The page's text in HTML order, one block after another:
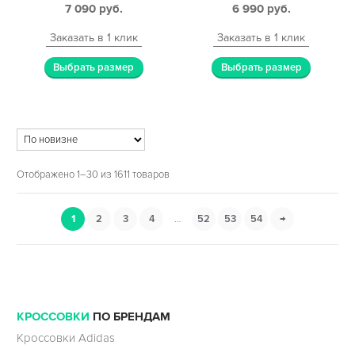
7 090 руб.
Заказать в 1 клик
Выбрать размер
6 990 руб.
Заказать в 1 клик
Выбрать размер
Отображено 1–30 из 1611 товаров
1 2 3 4 … 52 53 54 →
КРОССОВКИ ПО БРЕНДАМ
Кроссовки Adidas